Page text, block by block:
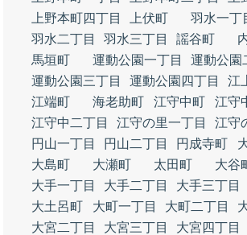
上野本町四丁目
上伏町
羽水一丁
羽水二丁目
羽水三丁目 謡谷町
馬垣町
運動公園一丁目
運動公園
運動公園三丁目
運動公園四丁目
江
江端町
海老助町 江守中町
江守
江守中二丁目
江守の里一丁目
江守
円山一丁目
円山二丁目 円成寺町
大島町
大瀬町 太田町
大谷
大手一丁目
大手二丁目 大手三丁目
大土呂町
大町一丁目 大町二丁目
大宮二丁目
大宮三丁目 大宮四丁目